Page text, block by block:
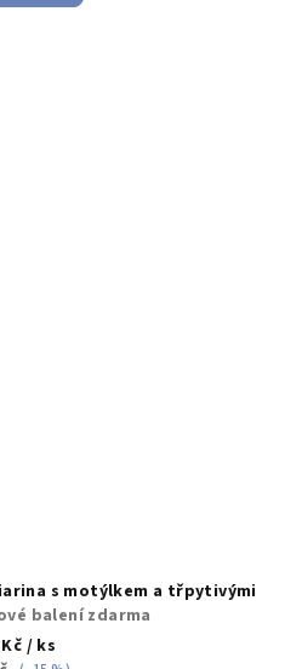
s motýlkem a třpytivými
balení zdarma
/ ks